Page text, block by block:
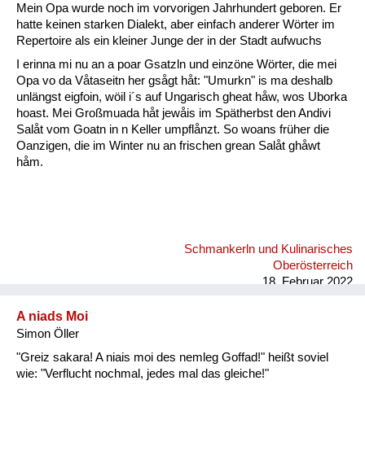
Mein Opa wurde noch im vorvorigen Jahrhundert geboren. Er
hatte keinen starken Dialekt, aber einfach anderer Wörter im
Repertoire als ein kleiner Junge der in der Stadt aufwuchs
I erinna mi nu an a poar Gsatzln und einzöne Wörter, die mei
Opa vo da Våtaseitn her gsågt håt: "Umurkn" is ma deshalb
unlängst eigfoin, wöil i´s auf Ungarisch gheat håw, wos Uborka
hoast. Mei Großmuada håt jewåis im Spätherbst den Andivi
Salåt vom Goatn in n Keller umpflånzt. So woans früher die
Oanzigen, die im Winter nu an frischen grean Salåt ghåwt
håm.
Schmankerln und Kulinarisches
Oberösterreich
18. Februar 2022
A niads Moi
Simon Öller
"Greiz sakara! A niais moi des nemleg Goffad!" heißt soviel
wie: "Verflucht nochmal, jedes mal das gleiche!"